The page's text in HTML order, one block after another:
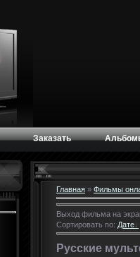
Заказать
Главная » Фильмы
Выход фильма на
Сортировать по: Дате
Русские